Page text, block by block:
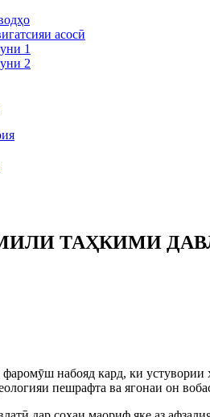
асосӣ
1
2
ТАҲКИМИ
набояд кард, ки
пешрафта ва ягонаи он